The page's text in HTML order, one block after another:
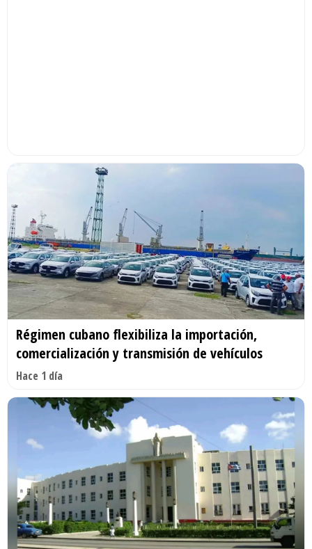
Régimen cubano flexibiliza la importación,
comercialización y transmisión de vehículos
Hace 1 día